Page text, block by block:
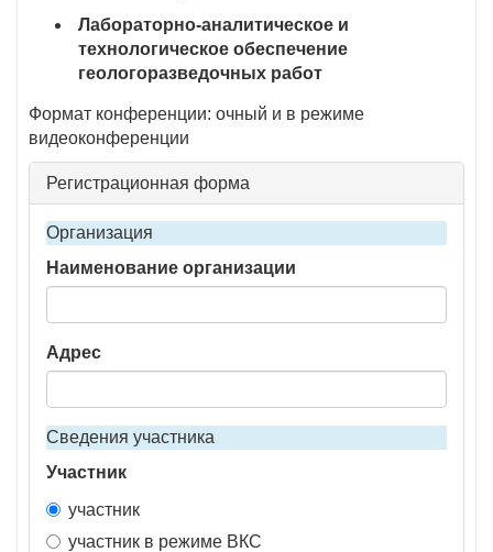
Лабораторно-аналитическое и
технологическое обеспечение
геологоразведочных работ
Формат конференции: очный и в режиме
видеоконференции
Регистрационная форма
Организация
Наименование организации
Адрес
Сведения участника
Участник
участник
участник в режиме ВКС